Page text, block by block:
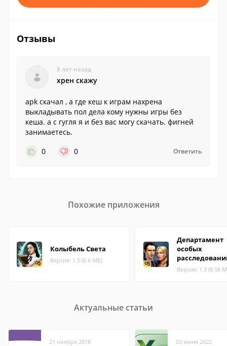
Отзывы
8 лет назад
хрен скажу
apk скачал , а где кеш к играм нахрена
выкладывать пол дела кому нужны игры без
кеша. а с гугля я и без вас могу скачать. фигней
занимаетесь.
0
0 Ответить
Похожие приложения
Колыбель Света
Версия: 1.5 (6.6 МБ)
Департамент
особых
Версия: 1.3 (8.58
Актуальные статьи
21 ноября 2018 03 июня 2022